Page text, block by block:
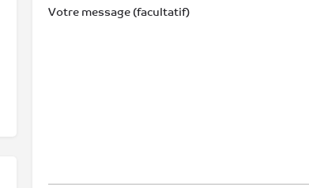
Votre message (facultatif)